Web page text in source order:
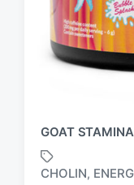
GOAT STAMINA
CHOLIN,